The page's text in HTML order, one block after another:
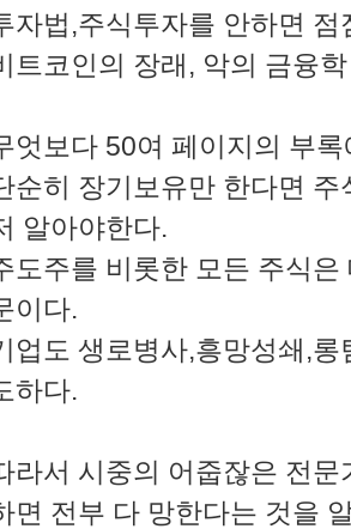
자법,주식투자를 안하면
트코인의 장래, 악의 금융
엇보다 50여 페이지의 부
순히 장기보유만 한다면
알아야한다.
도주를 비롯한 모든 주식
이다.
업도 생로병사,흥망성쇄,
하다.
라서 시중의 어줍잖은 전
면 전부 다 망한다는 것을